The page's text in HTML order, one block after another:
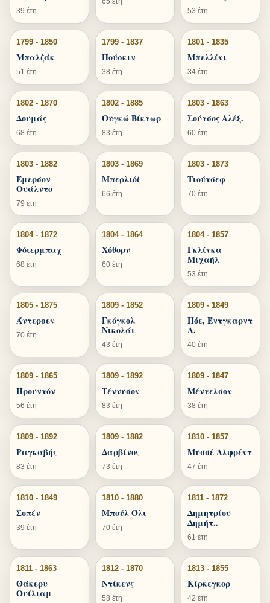
39 έτη 53 έτη
1799 - 1850
Μπαλζάκ
51 έτη
1799 - 1837
Πούσκιν
38 έτη
1801 - 1835
Μπελλίνι
34 έτη
1802 - 1870
Δουμάς
68 έτη
1802 - 1885
Ουγκώ Βίκτωρ
83 έτη
1803 - 1863
Σούτσος Αλέξ.
60 έτη
1803 - 1882
Έμερσον
Ουάλντο
79 έτη
1803 - 1869
Μπερλιόζ
66 έτη
1803 - 1873
Τιούτσεφ
70 έτη
1804 - 1872
Φόιερμπαχ
68 έτη
1804 - 1864
Χόθορν
60 έτη
1804 - 1857
Γκλίνκα
Μιχαήλ
53 έτη
1805 - 1875
Άντερσεν
70 έτη
1809 - 1852
Γκόγκολ
Νικολάι
43 έτη
1809 - 1849
Πόε, Έντγκαρντ
Α.
40 έτη
1809 - 1865
Προυντόν
56 έτη
1809 - 1892
Τέννυσον
83 έτη
1809 - 1847
Μέντελσον
38 έτη
1809 - 1892
Ραγκαβής
83 έτη
1809 - 1882
Δαρβίνος
73 έτη
1810 - 1857
Μυσσέ Αλφρέντ
47 έτη
1810 - 1849
Σοπέν
39 έτη
1810 - 1880
Μπούλ Όλι
70 έτη
1811 - 1872
Δημητρίου
Δημήτ..
61 έτη
1811 - 1863
Θάκερυ
Ουίλιαμ
1812 - 1870
Ντίκενς
58 έτη
1813 - 1855
Κίρκεγκορ
42 έτη